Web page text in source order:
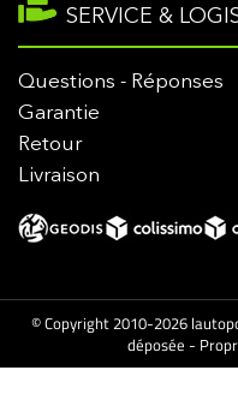
SERVICE &
Questions - Réponses
Garantie
Retour
Livraison
© Copyright 2010-2026
déposée -